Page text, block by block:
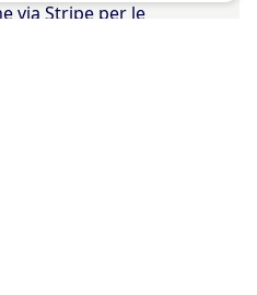
via Stripe per le